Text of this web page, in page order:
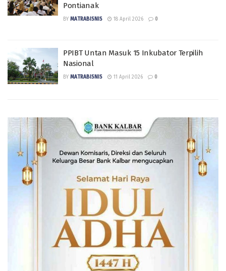
Pontianak
BY MATRABISNIS 18 April 2026 0
PPIBT Untan Masuk 15 Inkubator Terpilih
Nasional
BY MATRABISNIS 11 April 2026 0